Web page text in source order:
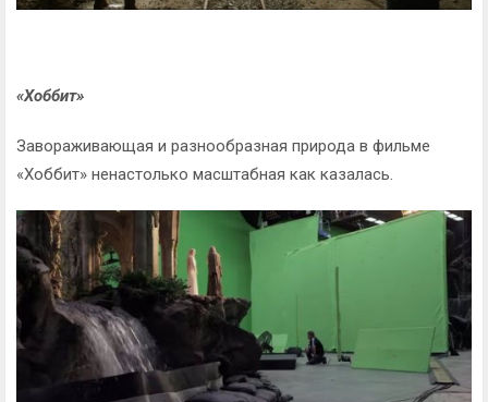
«Хоббит»
Завораживающая и разнообразная природа в фильме
«Хоббит» ненастолько масштабная как казалась.